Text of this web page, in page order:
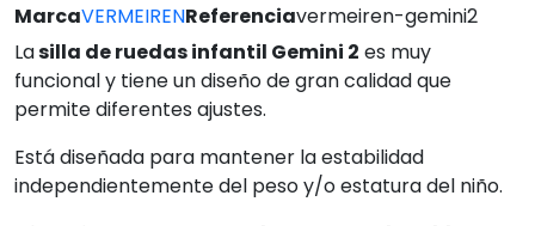
MarcaVERMEIRENReferenciavermeiren-gemini2
Lasilla de ruedas infantil Gemini 2 es muy
funcional y tiene un diseño de gran calidad que
permite diferentes ajustes.
Está diseñada para mantener la estabilidad
independientemente del peso y/o estatura del niño.